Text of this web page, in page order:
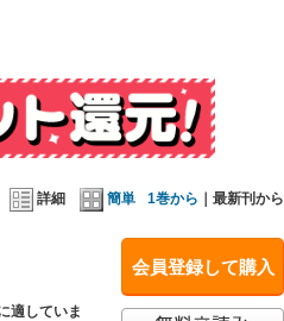
たらすぐに入れたいお役立ちアプリも30
詳細 簡単 1巻から ｜最新刊から
会員登録して購入
適していま